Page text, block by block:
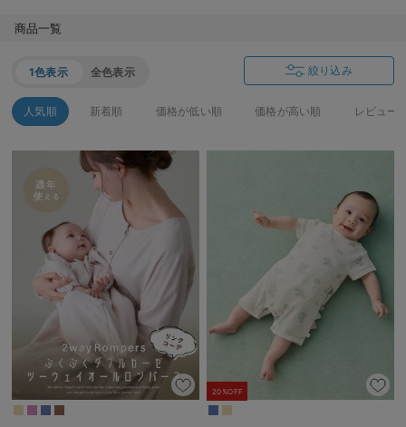
入院準備の持ち物チェック
商品一覧
1色表示 全色表示 絞り込み
人気順 新着順 価格が低い順 価格が高い順 レビュー
20%OFF